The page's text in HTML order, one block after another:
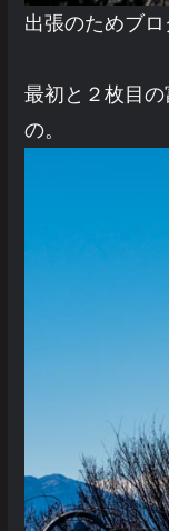
出張のためブ
最初と２枚目
の。